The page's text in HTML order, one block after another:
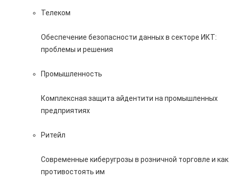
Телеком
Обеспечение безопасности данных в секторе ИКТ:
проблемы и решения
Промышленность
Комплексная защита айдентити на промышленных
предприятиях
Ритейл
Современные киберугрозы в розничной торговле и как
противостоять им